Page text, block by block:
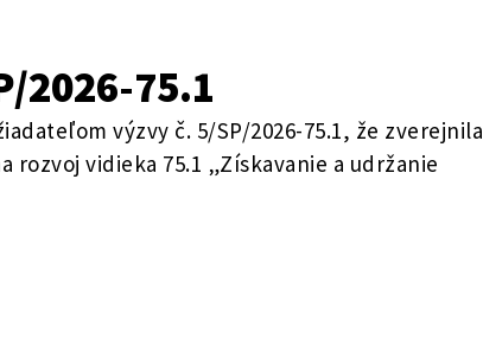
2026-75.1
výzvy č. 5/SP/2026-75.1, že zverejnila
vidieka 75.1 „Získavanie a udržanie